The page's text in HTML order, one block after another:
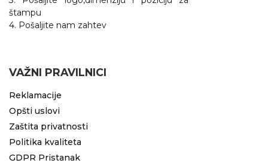
štampu
4. Pošaljite nam zahtev
VAŽNI PRAVILNICI
Reklamacije
Opšti uslovi
Zaštita privatnosti
Politika kvaliteta
GDPR Pristanak